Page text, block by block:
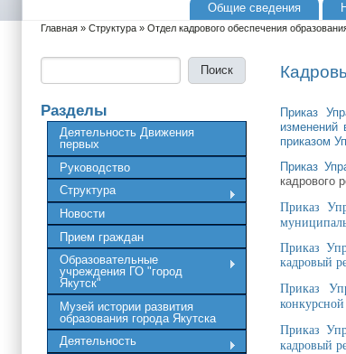
Общие сведения
Вы здесь
Главная » Структура » Отдел кадрового обеспечения
Разделы
Деятельность Движения
первых
Руководство
Структура
Новости
Прием граждан
Образовательные
учреждения ГО "город
Якутск"
Музей истории развития
образования города Якутска
Деятельность
Приказ
изменений
приказом
Приказ
кадрового
Приказ
Приказ
кадровый
Приказ
Приказ
кадровый